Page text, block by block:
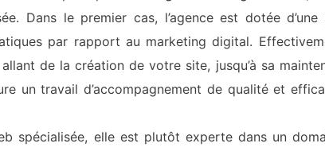
Dans le premier cas, l’agence est dotée d’une
par rapport au marketing digital.
de la création de votre site, jusqu’à sa
un travail d’accompagnement de qualité et
spécialisée, elle est plutôt experte dans un